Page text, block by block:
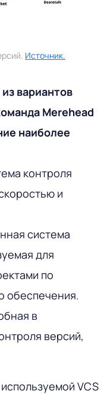
Источник.
вариантов
Merehead
наиболее
контроля
и
система
для
по
обеспечения.
в
версий,
VCS